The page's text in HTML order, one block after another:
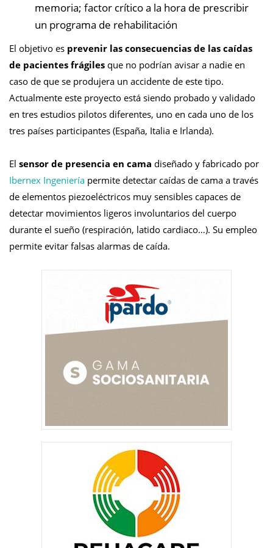
memoria; factor crítico a la hora de prescribir
un programa de rehabilitación
El objetivo es prevenir las consecuencias de las caídas
de pacientes frágiles que no podrían avisar a nadie en
caso de que se produjera un accidente de este tipo.
Actualmente este proyecto está siendo probado y validado
en tres estudios pilotos diferentes, uno en cada uno de los
tres países participantes (España, Italia e Irlanda).
El sensor de presencia en cama diseñado y fabricado por
Ibernex Ingeniería permite detectar caídas de cama a través
de elementos piezoeléctricos muy sensibles capaces de
detectar movimientos ligeros involuntarios del cuerpo
durante el sueño (respiración, latido cardiaco…). Su empleo
permite evitar falsas alarmas de caída.